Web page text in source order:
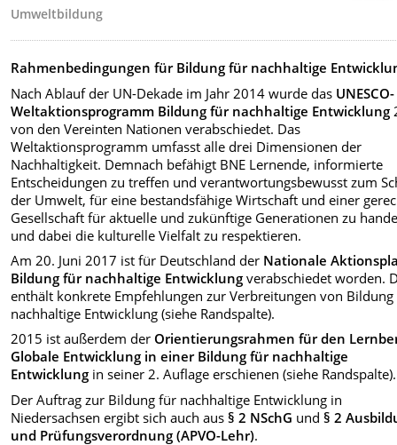
Umweltbildung
Rahmenbedingungen für Bildung für nachhaltige
Nach Ablauf der UN-Dekade im Jahr 2014 wurde das UNESCO-
Weltaktionsprogramm Bildung für nachhaltige Entwicklung
von den Vereinten Nationen verabschiedet. Das
Weltaktionsprogramm umfasst alle drei Dimensionen der
Nachhaltigkeit. Demnach befähigt BNE Lernende, informierte
Entscheidungen zu treffen und verantwortungsbewusst zum
der Umwelt, für eine bestandsfähige Wirtschaft und einer
Gesellschaft für aktuelle und zukünftige Generationen zu
und dabei die kulturelle Vielfalt zu respektieren.
Am 20. Juni 2017 ist für Deutschland der Nationale
Bildung für nachhaltige Entwicklung verabschiedet worden.
enthält konkrete Empfehlungen zur Verbreitungen von
nachhaltige Entwicklung (siehe Randspalte).
2015 ist außerdem derOrientierungsrahmen für den
Globale Entwicklung in einer Bildung für nachhaltige
Entwicklung in seiner 2. Auflage erschienen (siehe Randspalte).
Der Auftrag zur Bildung für nachhaltige Entwicklung in
Niedersachsen ergibt sich auch aus§ 2 NSchG und§ 2
und Prüfungsverordnung (APVO-Lehr).